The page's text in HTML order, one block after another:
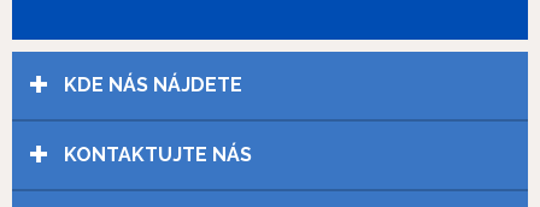
KDE NÁS NÁJDETE
KONTAKTUJTE NÁS